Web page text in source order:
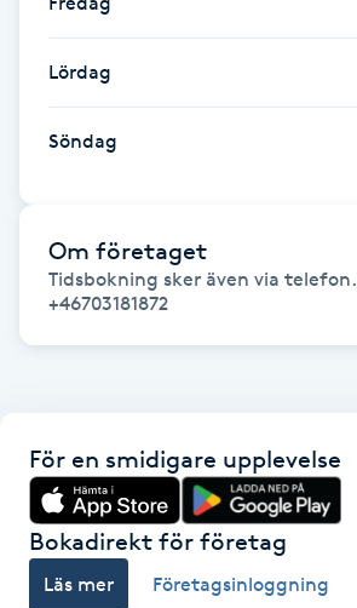
Gruppträning
Headspa
Healing
Lördag
Söndag
Om företaget
Tidsbokning sker även via telefon.
+46703181872
För en smidigare upplevelse
Bokadirekt för företag
Läs mer Företagsinloggning